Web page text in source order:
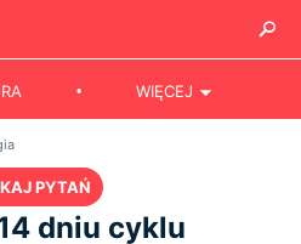
WIĘCEJ
PYTAŃ
dniu cyklu